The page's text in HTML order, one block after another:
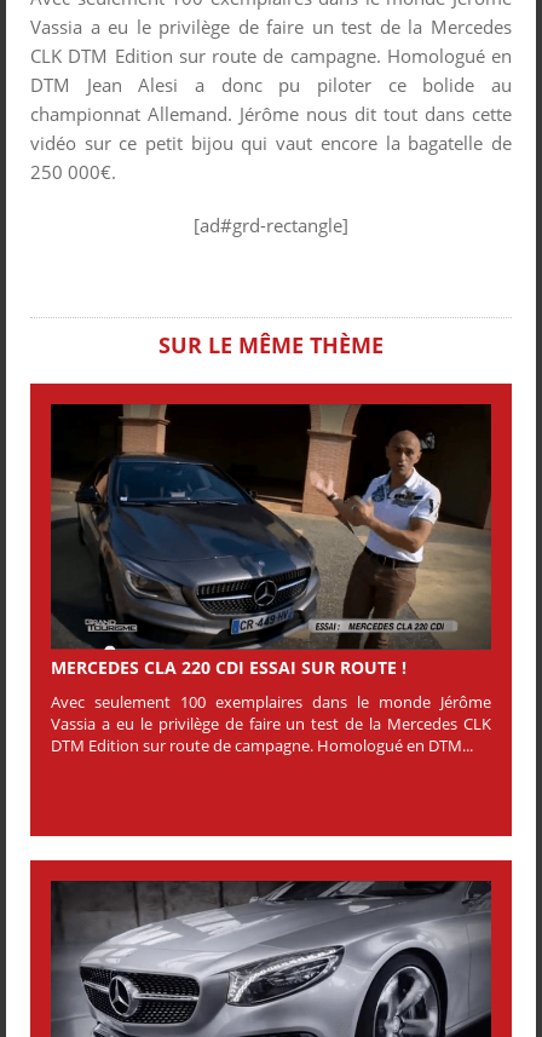
Vassia a eu le privilège de faire un test de la Mercedes
CLK DTM Edition sur route de campagne. Homologué en
DTM Jean Alesi a donc pu piloter ce bolide au
championnat Allemand. Jérôme nous dit tout dans cette
vidéo sur ce petit bijou qui vaut encore la bagatelle de
250 000€.
[ad#grd-rectangle]
SUR LE MÊME THÈME
MERCEDES CLA 220 CDI ESSAI SUR ROUTE !
Avec seulement 100 exemplaires dans le monde Jérôme
Vassia a eu le privilège de faire un test de la Mercedes CLK
DTM Edition sur route de campagne. Homologué en DTM...